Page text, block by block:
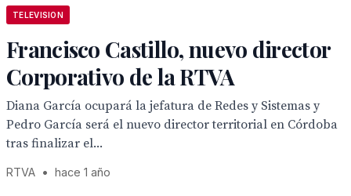
TELEVISION
Francisco Castillo, nuevo director
Corporativo de la RTVA
Diana García ocupará la jefatura de Redes y Sistemas y
Pedro García será el nuevo director territorial en Córdoba
tras finalizar el...
RTVA • hace 1 año